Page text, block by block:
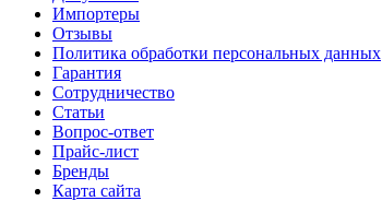
Импортеры
Отзывы
Политика обработки персональных данных
Гарантия
Сотрудничество
Статьи
Вопрос-ответ
Прайс-лист
Бренды
Карта сайта